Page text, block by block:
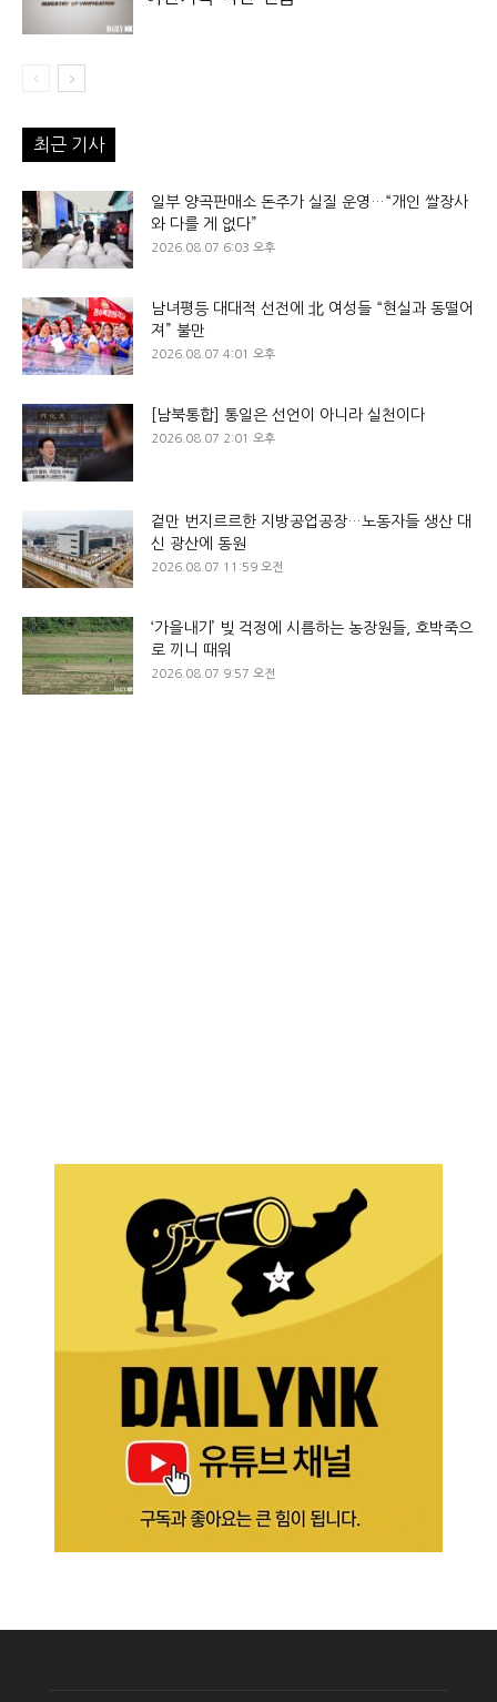
최근 기사
일부 양곡판매소 돈주가 실질 운영…“개인 쌀장사
와 다를 게 없다”
2026.08.07 6:03 오후
남녀평등 대대적 선전에 北 여성들 “현실과 동떨어
져” 불만
2026.08.07 4:01 오후
[남북통합] 통일은 선언이 아니라 실천이다
2026.08.07 2:01 오후
겉만 번지르르한 지방공업공장…노동자들 생산 대
신 광산에 동원
2026.08.07 11:59 오전
‘가을내기’ 빚 걱정에 시름하는 농장원들, 호박죽으
로 끼니 때워
2026.08.07 9:57 오전